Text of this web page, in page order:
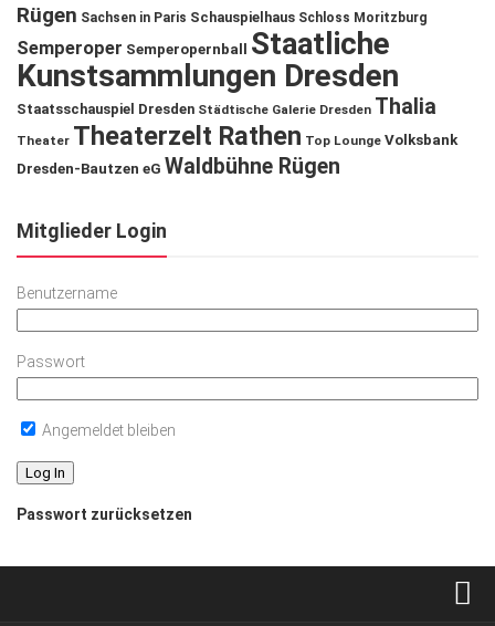
Rügen Sachsen in Paris Schauspielhaus Schloss Moritzburg
Semperoper Semperopernball
Staatliche
Kunstsammlungen Dresden
Staatsschauspiel Dresden Städtische Galerie Dresden Thalia
Theater Theaterzelt Rathen Top Lounge Volksbank
Dresden-Bautzen eG Waldbühne Rügen
Mitglieder Login
Benutzername
Passwort
Angemeldet bleiben
Passwort zurücksetzen